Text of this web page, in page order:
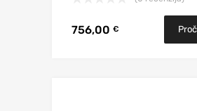
756,00 €